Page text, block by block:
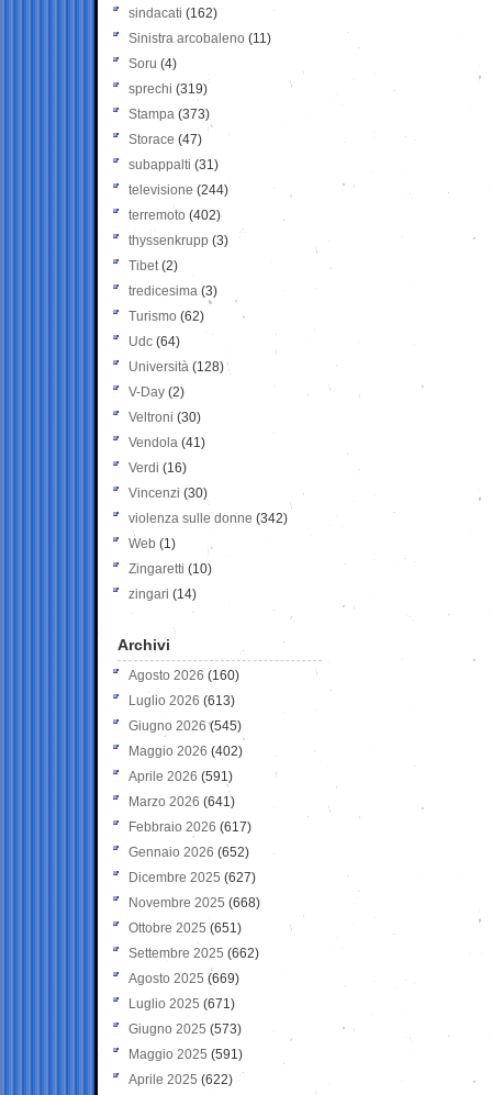
sindacati (162)
Sinistra arcobaleno (11)
Soru (4)
sprechi (319)
Stampa (373)
Storace (47)
subappalti (31)
televisione(244)
terremoto (402)
thyssenkrupp (3)
Tibet(2)
tredicesima (3)
Turismo (62)
Udc (64)
Università (128)
V-Day (2)
Veltroni (30)
Vendola (41)
Verdi (16)
Vincenzi (30)
violenza sulle donne (342)
Web (1)
Zingaretti (10)
zingari (14)
Archivi
Agosto 2026 (160)
Luglio 2026 (613)
Giugno 2026 (545)
Maggio 2026 (402)
Aprile 2026 (591)
Marzo 2026 (641)
Febbraio 2026 (617)
Gennaio 2026 (652)
Dicembre 2025 (627)
Novembre 2025 (668)
Ottobre 2025 (651)
Settembre 2025 (662)
Agosto 2025 (669)
Luglio 2025 (671)
Giugno 2025 (573)
Maggio 2025 (591)
Aprile 2025 (622)